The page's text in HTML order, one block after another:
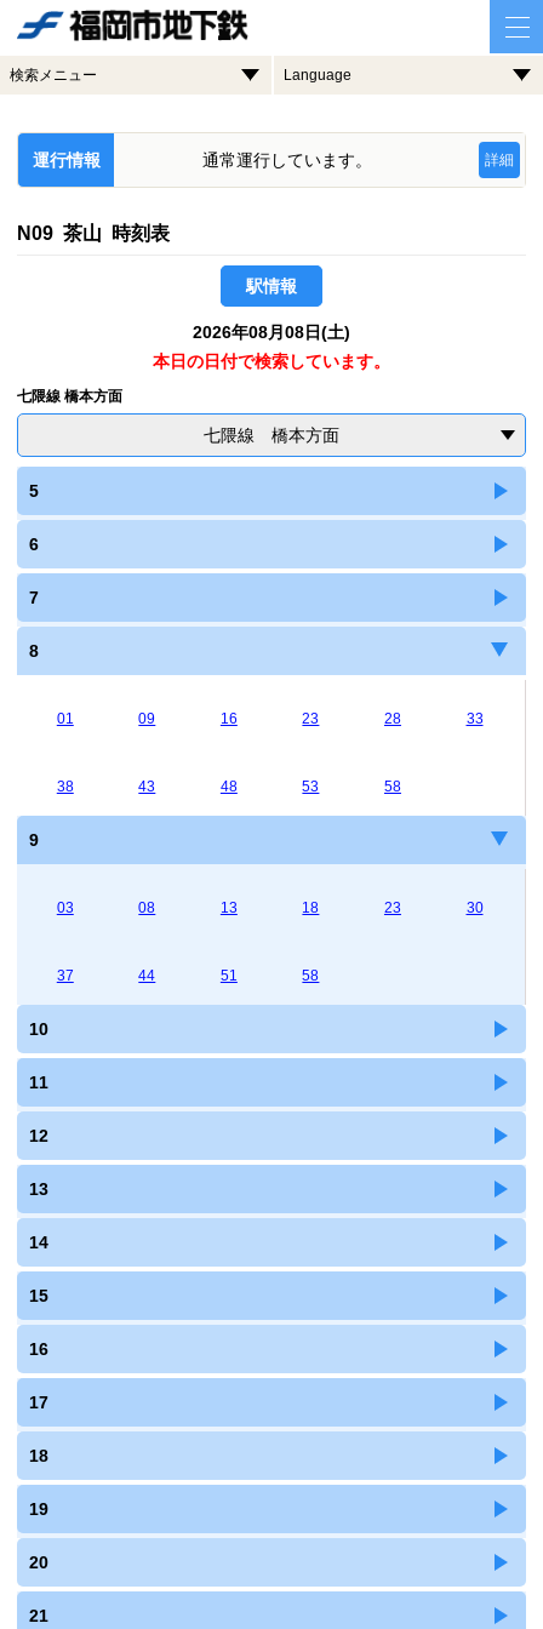
検索メニュー Language
運行情報 通常運行しています。 詳細
N09 茶山 時刻表
駅情報
2026年08月08日(土)
本日の日付で検索しています。
七隈線 橋本方面
七隈線 橋本方面
5
6
7
8
01 09 16 23 28 33
38 43 48 53 58
9
03 08 13 18 23 30
37 44 51 58
10
11
12
13
14
15
16
17
18
19
20
21